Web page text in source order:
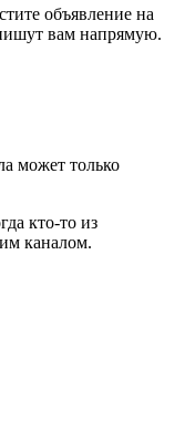
объявление на
вам напрямую.
может только
кто-то из
каналом.